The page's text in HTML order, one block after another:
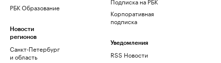
РБК Образование
Новости
регионов
Санкт-Петербург
и область
Корпоративная
подписка
Уведомления
RSS Новости